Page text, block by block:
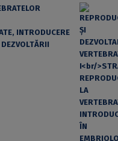
INTRODUCERE